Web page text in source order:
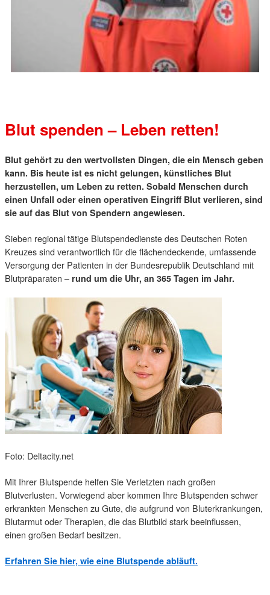
Blut spenden – Leben retten!
Blut gehört zu den wertvollsten Dingen, die ein Mensch geben
kann. Bis heute ist es nicht gelungen, künstliches Blut
herzustellen, um Leben zu retten. Sobald Menschen durch
einen Unfall oder einen operativen Eingriff Blut verlieren, sind
sie auf das Blut von Spendern angewiesen.
Sieben regional tätige Blutspendedienste des Deutschen Roten
Kreuzes sind verantwortlich für die flächendeckende, umfassende
Versorgung der Patienten in der Bundesrepublik Deutschland mit
Blutpräparaten – rund um die Uhr, an 365 Tagen im Jahr.
Foto: Deltacity.net
Mit Ihrer Blutspende helfen Sie Verletzten nach großen
Blutverlusten. Vorwiegend aber kommen Ihre Blutspenden schwer
erkrankten Menschen zu Gute, die aufgrund von Bluterkrankungen,
Blutarmut oder Therapien, die das Blutbild stark beeinflussen,
einen großen Bedarf besitzen.
Erfahren Sie hier, wie eine Blutspende abläuft.